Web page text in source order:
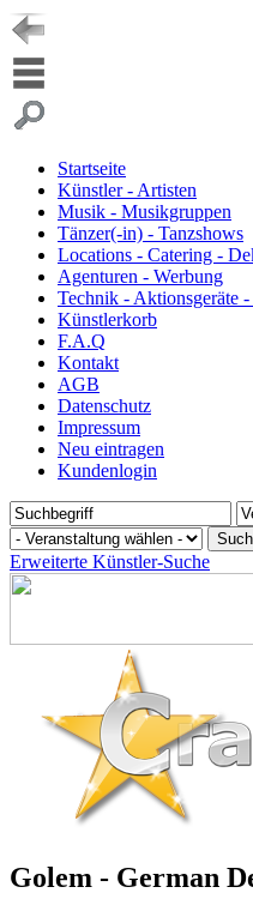
Startseite
Künstler - Artisten
Musik - Musikgruppen
Tänzer(-in) - Tanzshows
Locations - Catering -
Agenturen - Werbung
Technik - Aktionsgeräte -
Künstlerkorb
F.A.Q
Kontakt
AGB
Datenschutz
Impressum
Neu eintragen
Kundenlogin
Erweiterte Künstler-Suche
Golem - German